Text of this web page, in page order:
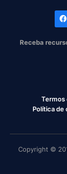
Receba
Termos
Política de
Copyright ©